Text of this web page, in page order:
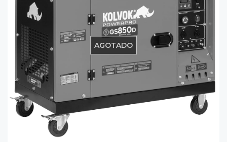
AGOTADO